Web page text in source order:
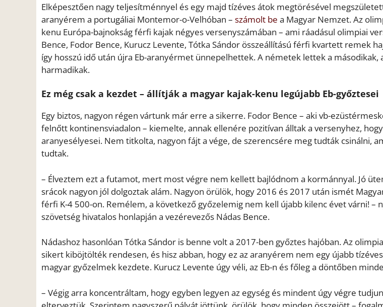
Elképesztően nagy teljesítménnyel és egy majd tízéves átok megtörésével
aranyérem a portugáliai Montemor-o-Velhóban – számolt be a Magyar Nemzet. Az
kenu Európa-bajnokság férfi kajak négyes versenyszámában – ami ráadásul olimpiai
Bence, Fodor Bence, Kurucz Levente, Tótka Sándor összeállítású férfi kvartett remek
így hosszú idő után újra Eb-aranyérmet ünnepelhettek. A németek lettek a másodikak,
harmadikak.
Ez még csak a kezdet – állítják a magyar kajak-kenu legújabb Eb-győztesei
Egy biztos, nagyon régen vártunk már erre a sikerre. Fodor Bence – aki vb-
felnőtt kontinensviadalon – kiemelte, annak ellenére pozitívan álltak a versenyhez,
aranyesélyesei. Nem titkolta, nagyon fájt a vége, de szerencsére meg tudták csinálni,
tudtak.
– Élveztem ezt a futamot, mert most végre nem kellett bajlódnom a kormánnyal. Jó
srácok nagyon jól dolgoztak alám. Nagyon örülök, hogy 2016 és 2017 után ismét
férfi K-4 500-on. Remélem, a következő győzelemig nem kell újabb kilenc évet várni! –
szövetség hivatalos honlapján a vezérevezős Nádas Bence.
Nádashoz hasonlóan Tótka Sándor is benne volt a 2017-ben győztes hajóban. Az
sikert kiböjtölték rendesen, és hisz abban, hogy ez az aranyérem nem egy újabb
magyar győzelmek kezdete. Kurucz Levente úgy véli, az Eb-n és főleg a döntőben
– Végig arra koncentráltam, hogy egyben legyen az egység és mindent úgy végre